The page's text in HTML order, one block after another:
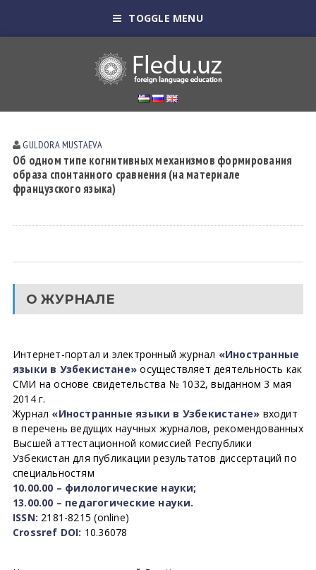
TOGGLE MENU
GULDORA MUSTАEVА
Об одном типе когнитивных механизмов формирования
образа спонтанного сравнения (на материале
французского языка)
О ЖУРНАЛЕ
Интернет-портал и электронный журнал «Иностранные
языки в Узбекистане» осуществляет деятельность как
СМИ на основе свидетельства № 1032, выданном 3 мая
2014 г.
Журнал «Иностранные языки в Узбекистане» входит
в перечень ведущих научных журналов, рекомендованных
Высшей аттестационной комиссией Республики
Узбекистан для публикации результатов диссертаций по
специальностям
10.00.00 – филологические науки;
13.00.00 – педагогические науки.
ISSN: 2181-8215 (online)
Crossref DOI: 10.36078